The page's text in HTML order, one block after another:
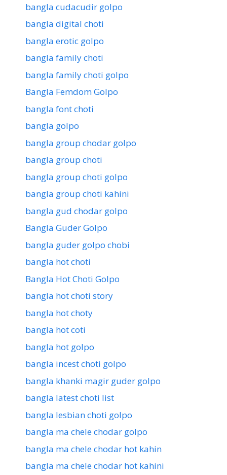
bangla cudacudir golpo
bangla digital choti
bangla erotic golpo
bangla family choti
bangla family choti golpo
Bangla Femdom Golpo
bangla font choti
bangla golpo
bangla group chodar golpo
bangla group choti
bangla group choti golpo
bangla group choti kahini
bangla gud chodar golpo
Bangla Guder Golpo
bangla guder golpo chobi
bangla hot choti
Bangla Hot Choti Golpo
bangla hot choti story
bangla hot choty
bangla hot coti
bangla hot golpo
bangla incest choti golpo
bangla khanki magir guder golpo
bangla latest choti list
bangla lesbian choti golpo
bangla ma chele chodar golpo
bangla ma chele chodar hot kahin
bangla ma chele chodar hot kahini